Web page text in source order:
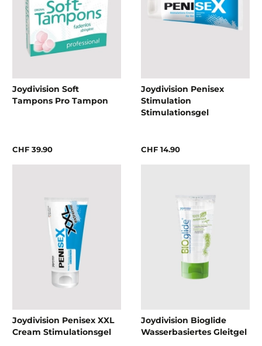
Joydivision Soft
Tampons Pro Tampon
CHF 39.90
Joydivision Penisex
Stimulation
Stimulationsgel
CHF 14.90
Joydivision Penisex XXL
Cream Stimulationsgel
Joydivision Bioglide
Wasserbasiertes Gleitgel